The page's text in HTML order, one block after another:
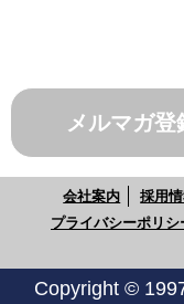
メルマガ登
会社案内 採用
プライバシーポリシ
Copyright ©